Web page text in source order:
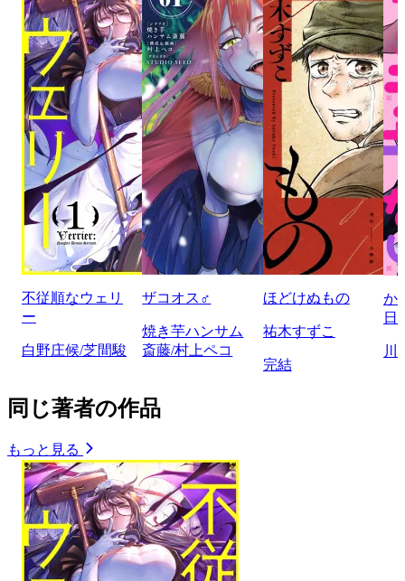
不従順なウェリ
ー
白野庄候/芝間駿
ザコオス♂
焼き芋ハンサム
斎藤/村上ペコ
ほどけぬもの
祐木すずこ
完結
か
日
川
同じ著者の作品
もっと見る